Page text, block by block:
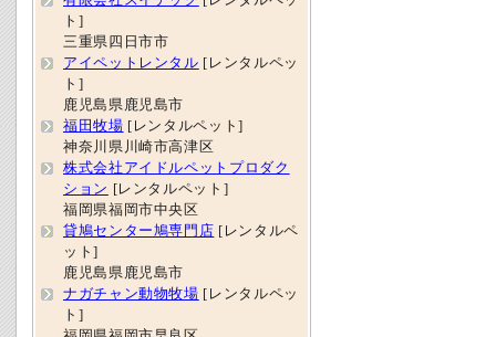
ト]
三重県四日市市
アイペットレンタル [レンタルペッ
ト]
鹿児島県鹿児島市
福田牧場 [レンタルペット]
神奈川県川崎市高津区
株式会社アイドルペットプロダク
ション [レンタルペット]
福岡県福岡市中央区
貸鳩センター鳩専門店 [レンタルペ
ット]
鹿児島県鹿児島市
ナガチャン動物牧場 [レンタルペッ
ト]